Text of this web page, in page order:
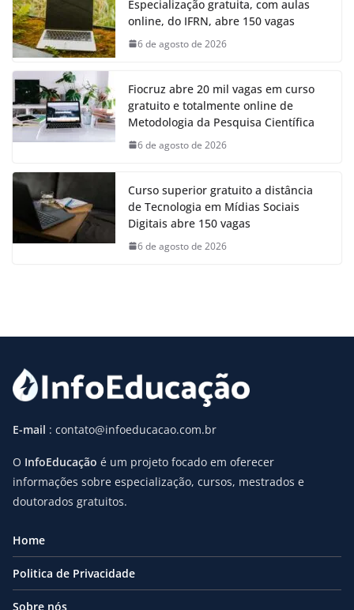
Especialização gratuita, com aulas
online, do IFRN, abre 150 vagas
6 de agosto de 2026
Fiocruz abre 20 mil vagas em curso
gratuito e totalmente online de
Metodologia da Pesquisa Científica
6 de agosto de 2026
Curso superior gratuito a distância
de Tecnologia em Mídias Sociais
Digitais abre 150 vagas
6 de agosto de 2026
E-mail : contato@infoeducacao.com.br
O InfoEducação é um projeto focado em oferecer
informações sobre especialização, cursos, mestrados e
doutorados gratuitos.
Home
Politica de Privacidade
Sobre nós